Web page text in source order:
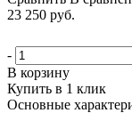
23 250 руб.
-
В корзину
Купить в 1 клик
Основные